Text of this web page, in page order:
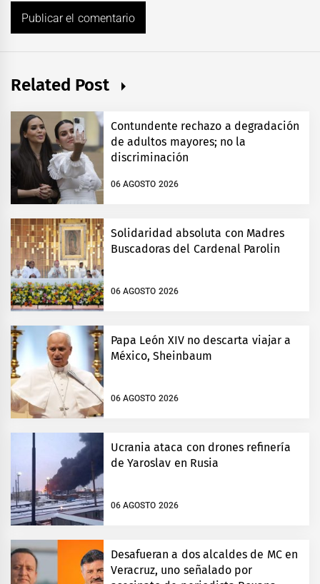
Related Post
Contundente rechazo a degradación
de adultos mayores; no la
discriminación
06 AGOSTO 2026
Solidaridad absoluta con Madres
Buscadoras del Cardenal Parolin
06 AGOSTO 2026
Papa León XIV no descarta viajar a
México, Sheinbaum
06 AGOSTO 2026
Ucrania ataca con drones refinería
de Yaroslav en Rusia
06 AGOSTO 2026
Desafueran a dos alcaldes de MC en
Veracruz, uno señalado por